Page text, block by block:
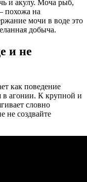
и акулу. Моча рыб,
похожа на
мочи в воде это
добыча.
и не
как поведение
в агонии. К крупной и
словно
не создвайте